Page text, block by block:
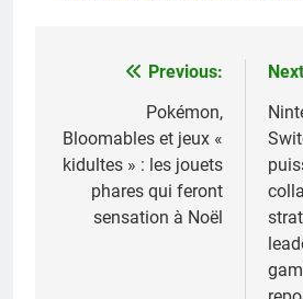
Navigation
l’article
Previous:
Pokémon,
Bloomables et jeux «
kidultes » : les jouets
phares qui feront
sensation à Noël